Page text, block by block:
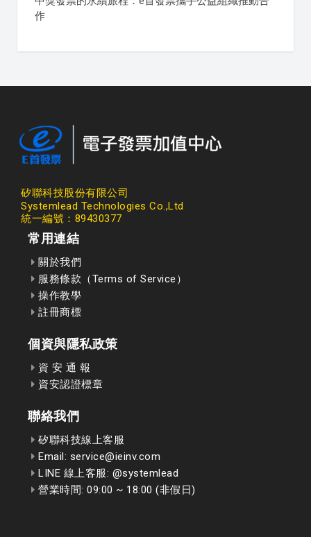
作
矽聯科技股份有限公司
Systemlead Technologies Co.,Ltd
統一編號：89430377
常用連結
關於我們
服務條款（Terms of Service）
操作教學
註冊商標
個資與隱私政策
資 安 通 報
資安認證標章
聯絡我們
矽聯科技線上客服
Email: service@ieinv.com
LINE 線上客服: @systemlead
營業時間: 09:00 ~ 18:00 (非假日)